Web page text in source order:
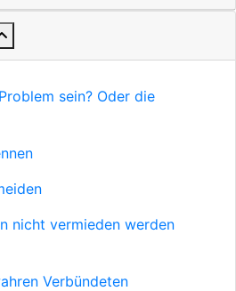
sein? Oder die
nicht vermieden werden
Verbündeten